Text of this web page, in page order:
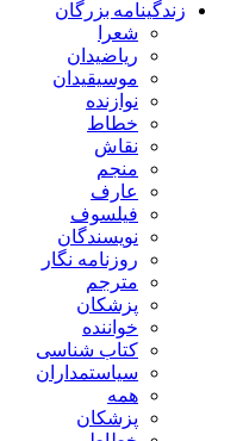
زندگینامه بزرگان
شعرا
ریاضیدان
موسیقیدان
نوازنده
خطاط
نقاش
منجم
عارف
فیلسوف
نویسندگان
روزنامه نگار
مترجم
پزشکان
خواننده
کتاب شناسی
سیاستمداران
همه
پزشکان